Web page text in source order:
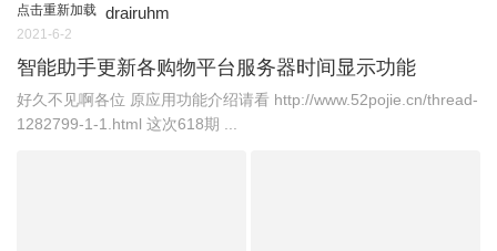
点击重新加载 drairuhm
2021-6-2
智能助手更新各购物平台服务器时间显示功能
好久不见啊各位 原应用功能介绍请看 http://www.52pojie.cn/thread-
1282799-1-1.html 这次618期 ...